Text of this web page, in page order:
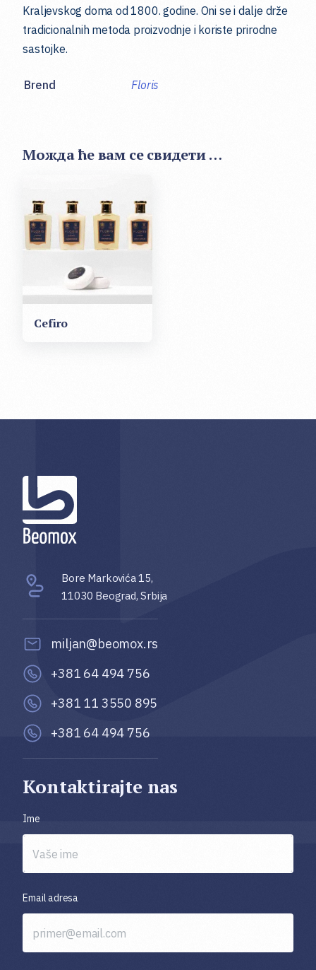
Kraljevskog doma od 1800. godine. Oni se i dalje drže
tradicionalnih metoda proizvodnje i koriste prirodne
sastojke.
Brend Floris
Можда ће вам се свидети …
Cefiro
Bore Markovića 15,
11030 Beograd, Srbija
miljan@beomox.rs
+381 64 494 756
+381 11 3550 895
+381 64 494 756
Kontaktirajte nas
Ime
Email adresa